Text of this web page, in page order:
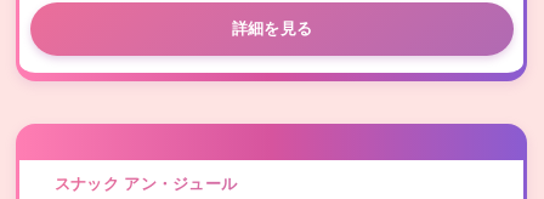
詳細を見る
スナック アン・ジュール